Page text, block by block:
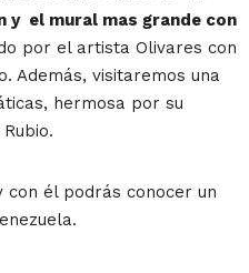
y el mural mas grande con
por el artista Olivares con
Además, visitaremos una
hermosa por su
él podrás conocer un